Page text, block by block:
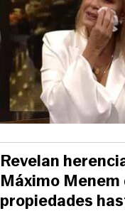
Revelan
Máximo Menem
propiedades